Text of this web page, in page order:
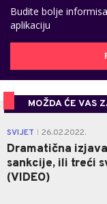
Budite bolje
aplikaciju
MOŽDA ĆE VAS
SVIJET 26.02.2022.
Dramatična
sankcije, ili treći
(VIDEO)